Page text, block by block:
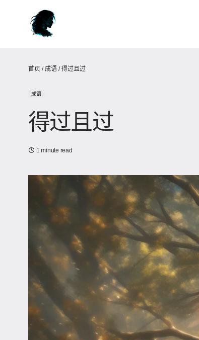
首页 /成语 /得过且过
成语
得过且过
1 minute read